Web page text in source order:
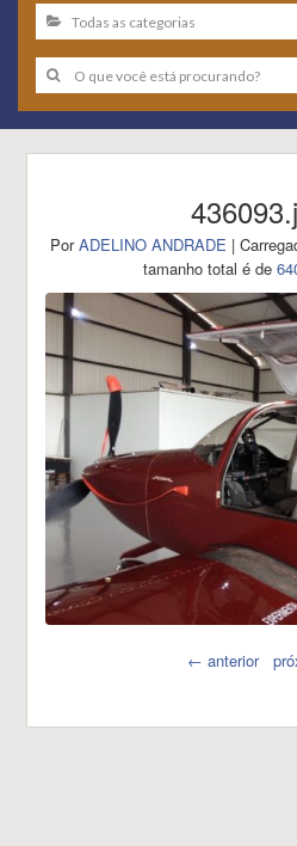
Por ADELINO ANDRADE |
tamanho total é de
← anterior